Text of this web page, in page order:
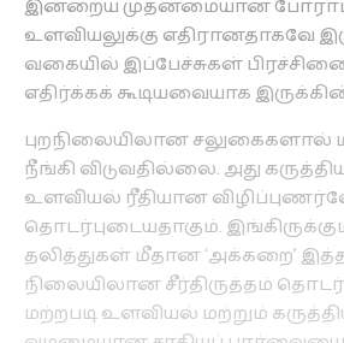
இன்றைய முதன்மையான
உளவியலுக்கு எதிரானதாகவே
வகையில் இப்பேச்சுகள்
எதிர்க்கக் கூடியவையாக
புறநிலையிலான சலுகைகளால்
நீங்கி விடுவதில்லை. அது
உளவியல் ரீதியான
தொடர்புடையதாகும்.
தலித்துகள் மீதான ‘அக்கறை’
நிலையிலான சீர்திருத்தம்
மற்றபடி உளவியல் மற்றும்